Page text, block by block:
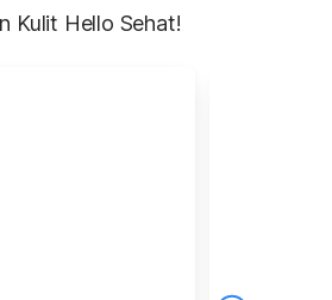
Kulit Hello Sehat!